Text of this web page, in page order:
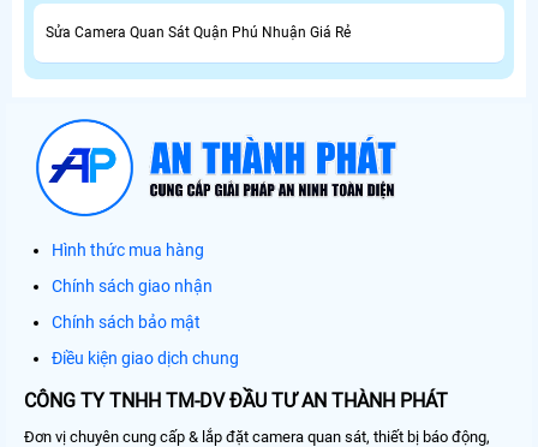
Sửa Camera Quan Sát Quận Phú Nhuận Giá Rẻ
Hình thức mua hàng
Chính sách giao nhận
Chính sách bảo mật
Điều kiện giao dịch chung
CÔNG TY TNHH TM-DV ĐẦU TƯ AN THÀNH PHÁT
Đơn vị chuyên cung cấp & lắp đặt camera quan sát, thiết bị báo động,